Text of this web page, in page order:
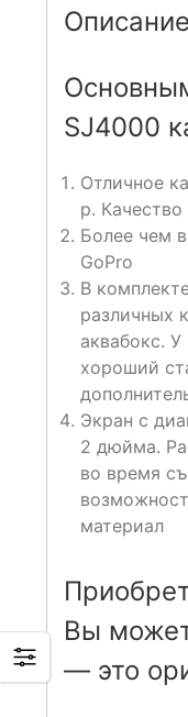
Описание
SJ4000
Отличное
p.
Более чем
GoPro
В
различных
аквабокс.
хороший
Экран с
2 дюйма.
во время
материал
Вы
— это